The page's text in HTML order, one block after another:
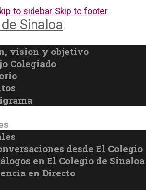
to sidebar Skip to footer
vision y objetivo
Colegiado
desde El
en El Colegio de Sinaloa
en Directo